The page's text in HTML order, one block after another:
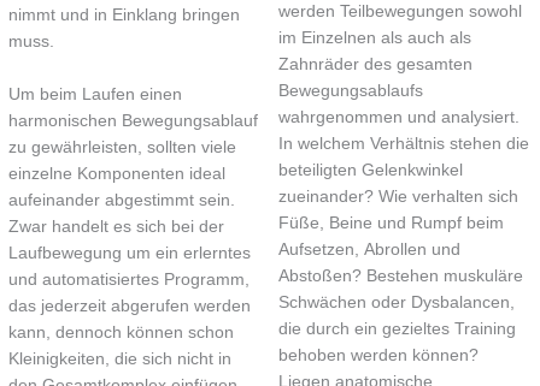
nimmt und in Einklang bringen
muss.
Um beim Laufen einen
harmonischen Bewegungsablauf
zu gewährleisten, sollten viele
einzelne Komponenten ideal
aufeinander abgestimmt sein.
Zwar handelt es sich bei der
Laufbewegung um ein erlerntes
und automatisiertes Programm,
das jederzeit abgerufen werden
kann, dennoch können schon
Kleinigkeiten, die sich nicht in
werden Teilbewegungen sowohl
im Einzelnen als auch als
Zahnräder des gesamten
Bewegungsablaufs
wahrgenommen und analysiert.
In welchem Verhältnis stehen die
beteiligten Gelenkwinkel
zueinander? Wie verhalten sich
Füße, Beine und Rumpf beim
Aufsetzen, Abrollen und
Abstoßen? Bestehen muskuläre
Schwächen oder Dysbalancen,
die durch ein gezieltes Training
behoben werden können?
Liegen anatomische